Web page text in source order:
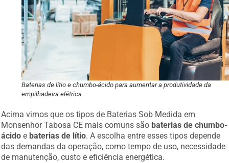
Baterias de lítio e chumbo-ácido para aumentar a produtividade da
empilhadeira elétrica
Acima vimos que os tipos de Baterias Sob Medida em
Monsenhor Tabosa CE mais comuns são baterias de chumbo-
ácido e baterias de lítio. A escolha entre esses tipos depende
das demandas da operação, como tempo de uso, necessidade
de manutenção, custo e eficiência energética.